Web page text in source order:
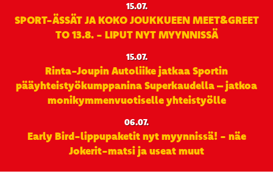
15.07.
SPORT-ÄSSÄT JA KOKO JOUKKUEEN MEET&GREET
TO 13.8. - LIPUT NYT MYYNNISSÄ
15.07.
Rinta-Joupin Autoliike jatkaa Sportin
pääyhteistyökumppanina Superkaudella – jatkoa
monikymmenvuotiselle yhteistyölle
06.07.
Early Bird-lippupaketit nyt myynnissä! - näe
Jokerit-matsi ja useat muut